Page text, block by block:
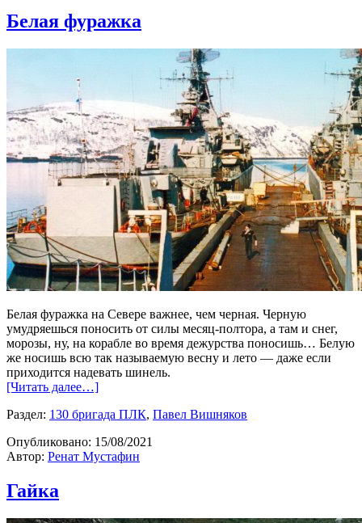
Белая фуражка
Белая фуражка на Севере важнее, чем черная. Черную
умудряешься поносить от силы месяц-полтора, а там и снег,
морозы, ну, на корабле во время дежурства поносишь… Белую
же носишь всю так называемую весну и лето — даже если
приходится надевать шинель.
[Читать далее…]
Раздел: 130 бригада ПЛК, Павел Вишняков
Опубликовано: 15/08/2021
Автор: Ренат Мустафин
Гайка